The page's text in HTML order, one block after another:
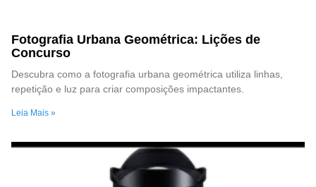
Fotografia Urbana Geométrica: Lições de
Concurso
Descubra como a fotografia urbana geométrica utiliza linhas,
repetição e luz para criar composições impactantes.
Leia Mais »